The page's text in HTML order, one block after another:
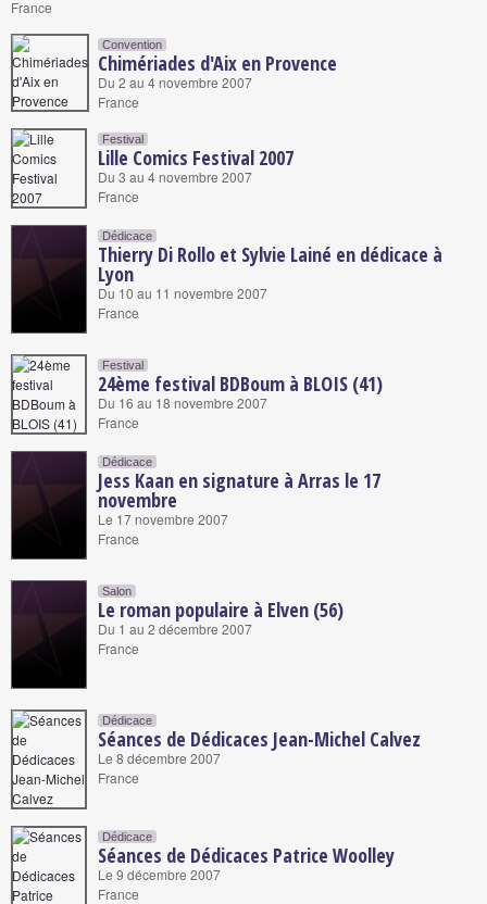
France
Convention
Chimériades d'Aix en Provence
Du 2 au 4 novembre 2007
France
Festival
Lille Comics Festival 2007
Du 3 au 4 novembre 2007
France
Dédicace
Thierry Di Rollo et Sylvie Lainé en dédicace à
Lyon
Du 10 au 11 novembre 2007
France
Festival
24ème festival BDBoum à BLOIS (41)
Du 16 au 18 novembre 2007
France
Dédicace
Jess Kaan en signature à Arras le 17
novembre
Le 17 novembre 2007
France
Salon
Le roman populaire à Elven (56)
Du 1 au 2 décembre 2007
France
Dédicace
Séances de Dédicaces Jean-Michel Calvez
Le 8 décembre 2007
France
Dédicace
Séances de Dédicaces Patrice Woolley
Le 9 décembre 2007
France